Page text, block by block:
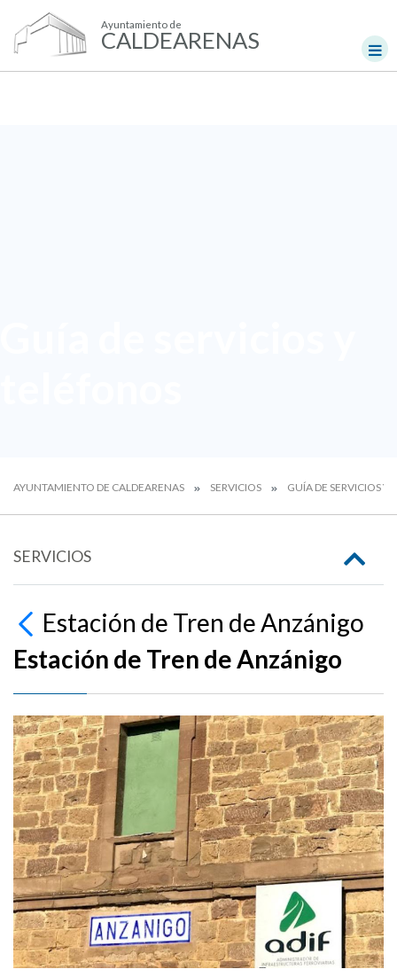
Ayuntamiento de
CALDEARENAS
AYUNTAMIENTO DE CALDEARENAS SERVICIOS GUÍA DE SERVICIOS Y
SERVICIOS
Estación de Tren de Anzánigo
Estación de Tren de Anzánigo